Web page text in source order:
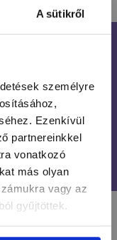
A sütikről
személyre
Ezenkívül
partnereinkkel
vonatkozó
más olyan
vagy az
gyűjtöttek.